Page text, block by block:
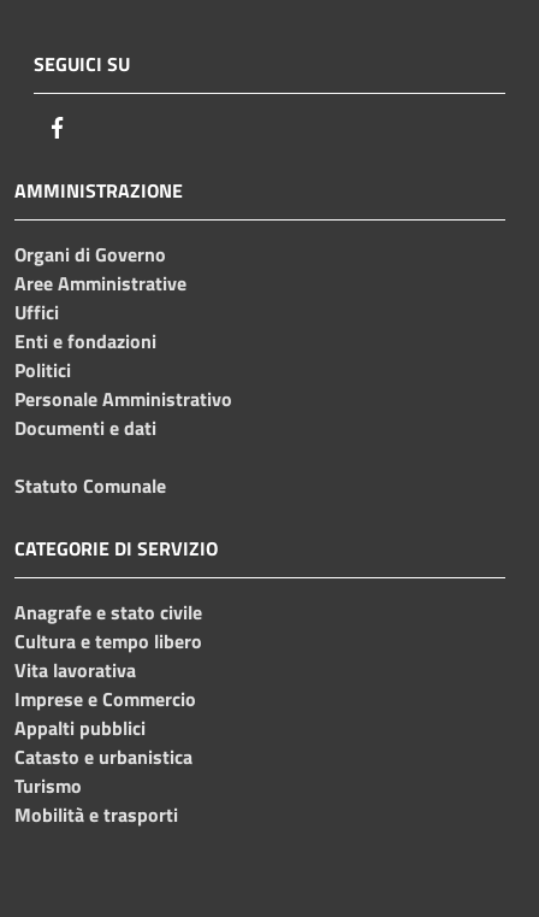
SEGUICI SU
AMMINISTRAZIONE
Organi di Governo
Aree Amministrative
Uffici
Enti e fondazioni
Politici
Personale Amministrativo
Documenti e dati
Statuto Comunale
CATEGORIE DI SERVIZIO
Anagrafe e stato civile
Cultura e tempo libero
Vita lavorativa
Imprese e Commercio
Appalti pubblici
Catasto e urbanistica
Turismo
Mobilità e trasporti